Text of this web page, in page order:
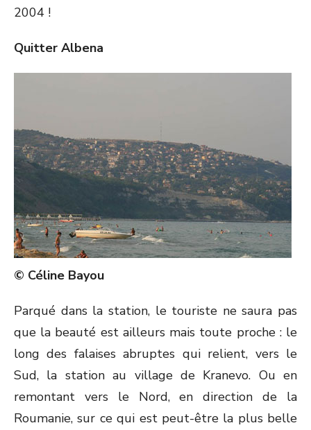
2004 !
Quitter Albena
© Céline Bayou
Parqué dans la station, le touriste ne saura pas
que la beauté est ailleurs mais toute proche : le
long des falaises abruptes qui relient, vers le
Sud, la station au village de Kranevo. Ou en
remontant vers le Nord, en direction de la
Roumanie, sur ce qui est peut-être la plus belle